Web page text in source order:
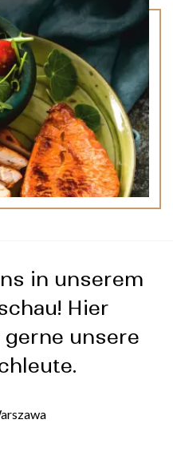
in unserem
Hier
unsere